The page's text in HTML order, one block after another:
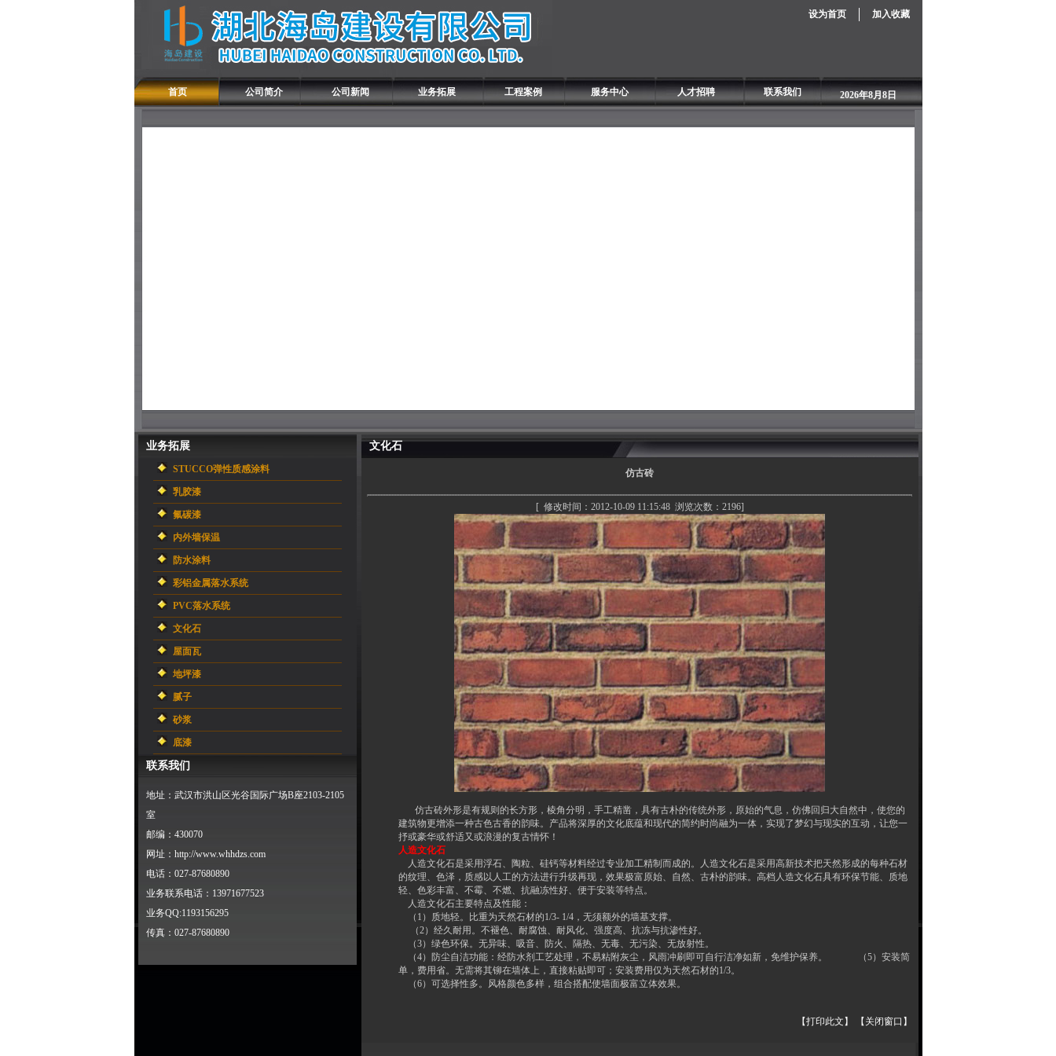
设为首页 加入收藏
首页 公司简介 公司新闻 业务拓展 工程案例 服务中心 人才招聘 联系我们 2026年8月8日
业务拓展
STUCCO弹性质感涂料
乳胶漆
氟碳漆
内外墙保温
防水涂料
彩铝金属落水系统
PVC落水系统
文化石
屋面瓦
地坪漆
腻子
砂浆
底漆
联系我们
地址：武汉市洪山区光谷国际广场B座2103-2105
室
邮编：430070
网址：http://www.whhdzs.com
电话：027-87680890
业务联系电话：13971677523
业务QQ:1193156295
传真：027-87680890
文化石
仿古砖
[ 修改时间：2012-10-09 11:15:48 浏览次数：2196]
仿古砖外形是有规则的长方形，棱角分明，手工精凿，具有古朴的传统外形，原始的气息，仿佛回归大自然中，使您的
建筑物更增添一种古色古香的韵味。产品将深厚的文化底蕴和现代的简约时尚融为一体，实现了梦幻与现实的互动，让您一
抒或豪华或舒适又或浪漫的复古情怀！
人造文化石
人造文化石是采用浮石、陶粒、硅钙等材料经过专业加工精制而成的。人造文化石是采用高新技术把天然形成的每种石材
的纹理、色泽，质感以人工的方法进行升级再现，效果极富原始、自然、古朴的韵味。高档人造文化石具有环保节能、质地
轻、色彩丰富、不霉、不燃、抗融冻性好、便于安装等特点。
人造文化石主要特点及性能：
（1）质地轻。比重为天然石材的1/3- 1/4，无须额外的墙基支撑。
（2）经久耐用。不褪色、耐腐蚀、耐风化、强度高、抗冻与抗渗性好。
（3）绿色环保。无异味、吸音、防火、隔热、无毒、无污染、无放射性。
（4）防尘自洁功能：经防水剂工艺处理，不易粘附灰尘，风雨冲刷即可自行洁净如新，免维护保养。 （5）安装简
单，费用省。无需将其铆在墙体上，直接粘贴即可；安装费用仅为天然石材的1/3。
（6）可选择性多。风格颜色多样，组合搭配使墙面极富立体效果。
【打印此文】 【关闭窗口】